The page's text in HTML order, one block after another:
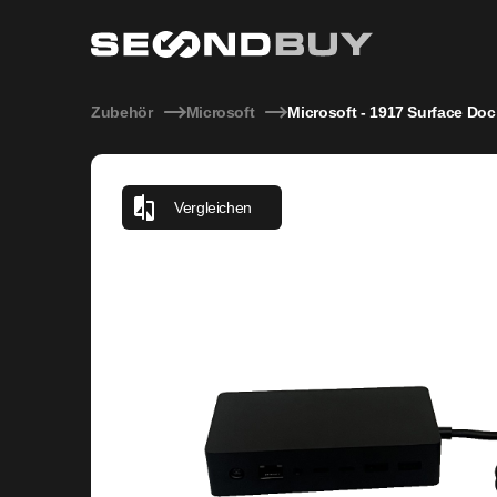
Zubehör Microsoft Microsoft - 1917 Surface
Vergleichen